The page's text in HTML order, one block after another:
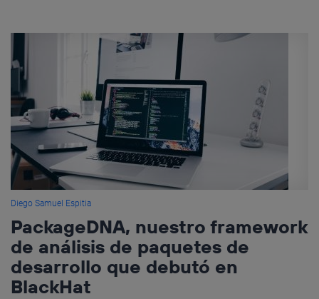
Diego Samuel Espitia
PackageDNA, nuestro framework
de análisis de paquetes de
desarrollo que debutó en
BlackHat